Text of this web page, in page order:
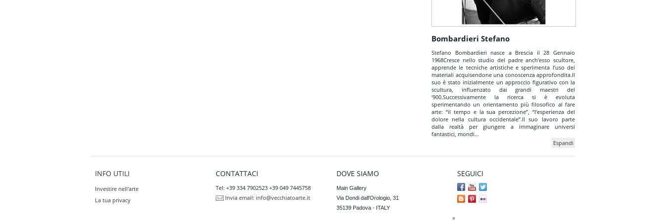
Bombardieri Stefano
Stefano Bombardieri nasce a Brescia il 28 Gennaio
1968Cresce nello studio del padre anch’esso scultore,
apprende le tecniche artistiche e sperimenta l’uso dei
materiali acquisendone una conoscenza approfondita.Il
suo è stato inizialmente un approccio figurativo con la
scultura, influenzato dai grandi maestri del
‘900.Successivamente la ricerca si è evoluta
sperimentando un orientamento più filosofico al fare
arte: “il tempo e la sua percezione”, “l’esperienza del
dolore nella cultura occidentale”.Il suo lavoro parte
dalla realtà per giungere a immaginare universi
fantastici, mondi...
Espandi
INFO UTILI
Investire nell'arte
La tua privacy
CONTATTACI
Tel: +39 334 7902523 +39 049 7445758
Invia email: info@vecchiatoarte.it
DOVE SIAMO
Main Gallery
Via Dondi dall'Orologio, 31
35139 Padova - ITALY
SEGUICI
×